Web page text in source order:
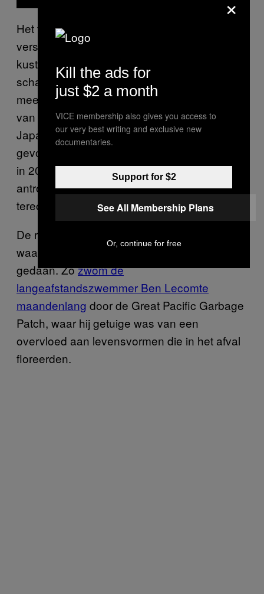
Het team identificeerde een grote
verscheidenheid aan ongewervelde
kustdieren die op dit afval leven, zoals
schaaldieren, weekdieren en anemonen die
meestal afkomstig waren uit het noordwesten
van de Stille Oceaan. Vooral soorten uit
Japan kwamen veel voor, waarschijnlijk als
gevolg van de zware aardbeving en tsunami
in 2011, waardoor een grote hoeveelheid
antropogeen afval in deze vervuilde kolk
terechtkwam.
De resultaten komen overeen met informele
waarnemingen die de afgelopen jaren zijn
gedaan. Zozwom de
langeafstandszwemmer Ben Lecomte
maandenlang door de Great Pacific Garbage
Patch, waar hij getuige was van een
overvloed aan levensvormen die in het afval
floreerden.
Kill the ads for
just $2 a month
VICE membership also gives you access to
our very best writing and exclusive new
documentaries.
Support for $2
See All Membership Plans
Or, continue for free